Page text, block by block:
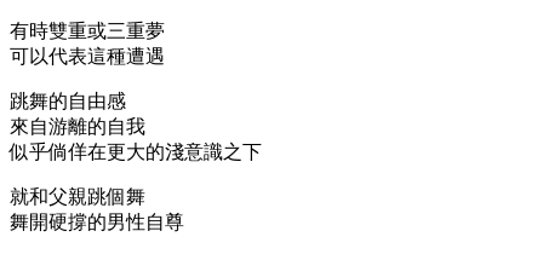
有時雙重或三重夢
可以代表這種遭遇
跳舞的自由感
來自游離的自我
似乎倘佯在更大的淺意識之下
就和父親跳個舞
舞開硬撐的男性自尊